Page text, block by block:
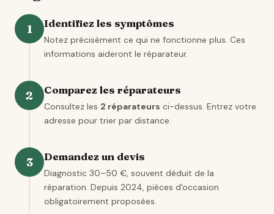
1 Identifiez les symptômes
Notez précisément ce qui ne fonctionne plus. Ces
informations aideront le réparateur.
2 Comparez les réparateurs
Consultez les 2 réparateurs ci-dessus. Entrez votre
adresse pour trier par distance.
3 Demandez un devis
Diagnostic 30–50 €, souvent déduit de la
réparation. Depuis 2024, pièces d'occasion
obligatoirement proposées.